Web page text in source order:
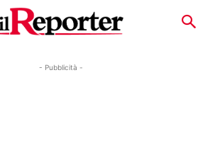
- Pubblicità -